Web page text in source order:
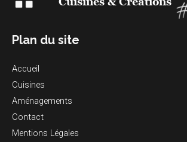
Plan du site
Accueil
Cuisines
Aménagements
Contact
Mentions Légales